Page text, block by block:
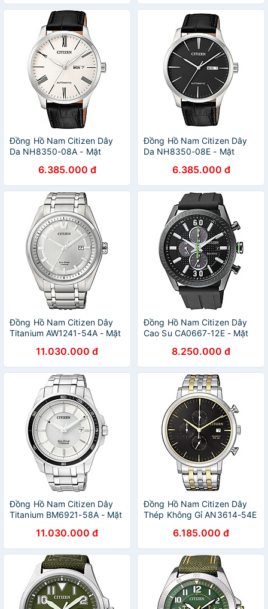
Đồng Hồ Nam Citizen Dây
Da NH8350-08A - Mặt
6.385.000 đ
Đồng Hồ Nam Citizen Dây
Da NH8350-08E - Mặt
6.385.000 đ
Đồng Hồ Nam Citizen Dây
Titanium AW1241-54A - Mặt
11.030.000 đ
Đồng Hồ Nam Citizen Dây
Cao Su CA0667-12E - Mặt
8.250.000 đ
Đồng Hồ Nam Citizen Dây
Titanium BM6921-58A - Mặt
11.030.000 đ
Đồng Hồ Nam Citizen Dây
Thép Không Gỉ AN3614-54E
6.185.000 đ